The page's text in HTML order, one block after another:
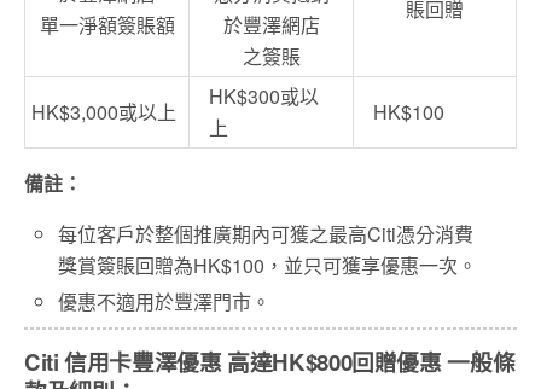
單一淨額簽賬額
於豐澤網店
之簽賬
賬回贈
HK$3,000或以上
HK$300或以
上
HK$100
備註：
每位客戶於整個推廣期內可獲之最高Citi憑分消費
獎賞簽賬回贈為HK$100，並只可獲享優惠一次。
優惠不適用於豐澤門市。
Citi 信用卡豐澤優惠 高達HK$800回贈優惠 一般條